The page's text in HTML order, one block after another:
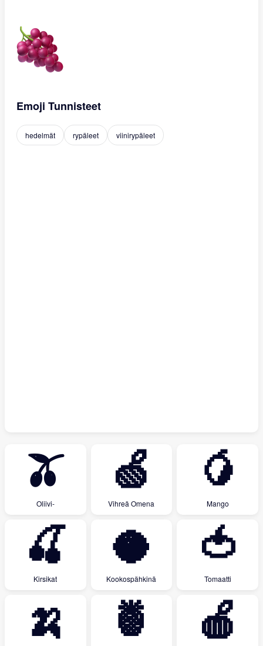
Emoji Tunnisteet
hedelmät rypäleet viinirypäleet
🫒
Oliivi-
🍏
Vihreä Omena
🥭
Mango
🍒
Kirsikat
🥥
Kookospähkinä
🍅
Tomaatti
🍌 🍍 🍎